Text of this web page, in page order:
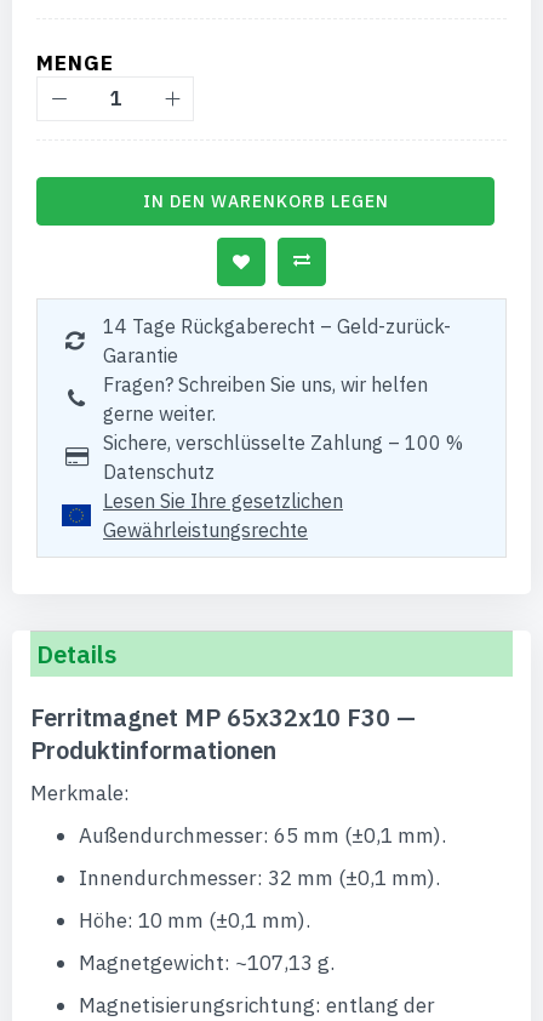
MENGE
IN DEN WARENKORB LEGEN
14 Tage Rückgaberecht – Geld-zurück-
Garantie
Fragen? Schreiben Sie uns, wir helfen
gerne weiter.
Sichere, verschlüsselte Zahlung – 100 %
Datenschutz
Lesen Sie Ihre gesetzlichen
Gewährleistungsrechte
Details
Ferritmagnet MP 65x32x10 F30 —
Produktinformationen
Merkmale:
Außendurchmesser: 65 mm (±0,1 mm).
Innendurchmesser: 32 mm (±0,1 mm).
Höhe: 10 mm (±0,1 mm).
Magnetgewicht: ~107,13 g.
Magnetisierungsrichtung: entlang der